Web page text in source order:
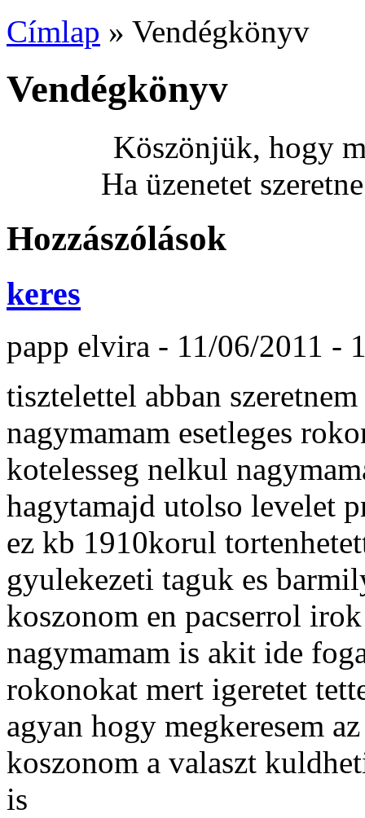
Címlap » Vendégkönyv
Vendégkönyv
Köszönjük, hogy
Ha üzenetet
Hozzászólások
keres
papp elvira - 11/06/2011 -
tisztelettel abban
nagymamam esetleges
kotelesseg nelkul
hagytamajd utolso levelet
ez kb 1910korul
gyulekezeti taguk es
koszonom en pacserrol
nagymamam is akit ide
rokonokat mert igeretet
agyan hogy megkeresem
koszonom a valaszt
is